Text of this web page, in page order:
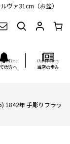
ヴァ31cm（お盆）
の方へ 当店の歩み
1842年 手彫りフラッ